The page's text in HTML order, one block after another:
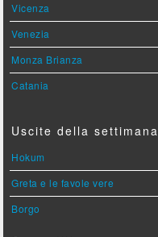
Vicenza
Venezia
Monza Brianza
Catania
Uscite della settimana
Hokum
Greta e le favole vere
Borgo